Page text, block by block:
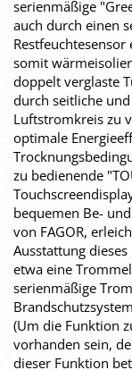
serienmäßige
auch durch einen
somit
doppelt verglaste
durch seitliche
Luftstromkreis zu
optimale
zu bedienende
bequemen Be-
von FAGOR,
Ausstattung
etwa eine
serienmäßige
(Um die Funktion
vorhanden sein,
dieser Funktion